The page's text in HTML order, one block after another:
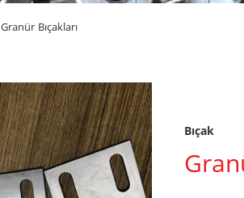
Granür Bıçakları
Bıçak